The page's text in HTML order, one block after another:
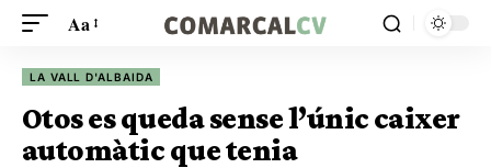
Aa
LA VALL D'ALBAIDA
Otos es queda sense l’únic caixer
automàtic que tenia